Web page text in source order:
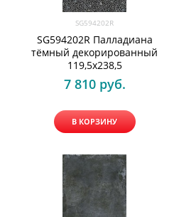
SG594202R
SG594202R Палладиана
тёмный декорированный
119,5х238,5
7 810 руб.
В КОРЗИНУ